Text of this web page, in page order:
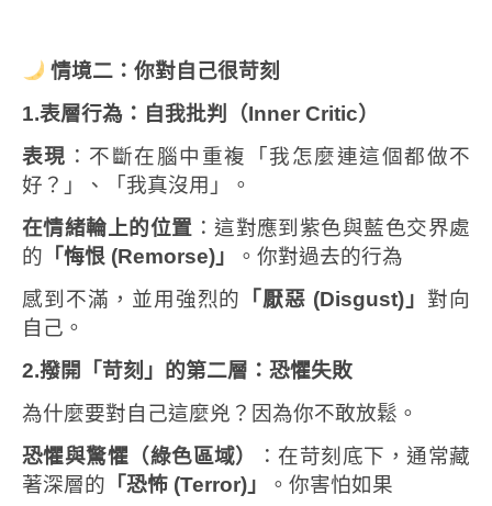
情境二：你對自己很苛刻
1.表層行為：自我批判（Inner Critic）
表現 ：不斷在腦中重複「我怎麼連這個都做不
好？」、「我真沒用」。
在情緒輪上的位置 ：這對應到紫色與藍色交界處
的 「悔恨 (Remorse) 」
。你對過去的行為
感到不滿，並用強烈的
「厭惡 (Disgust) 」對向
自己。
2.撥開「苛刻」的第二層：恐懼失敗
為什麼要對自己這麼兇？因為你不敢放鬆。
恐懼與驚懼（綠色區域）
：在苛刻底下，通常藏
著深層的 「恐怖 (Terror) 」
。你害怕如果